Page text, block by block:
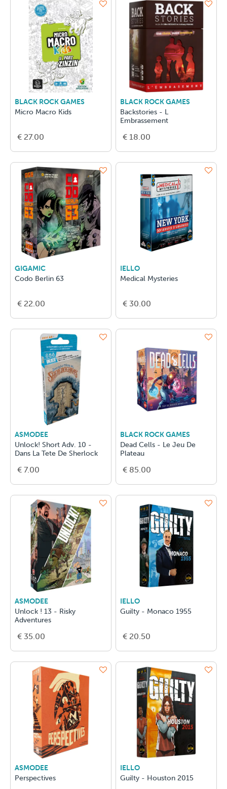
BLACK ROCK GAMES
Micro Macro Kids
€ 27.00
BLACK ROCK GAMES
Backstories - L
Embrassement
€ 18.00
GIGAMIC
Codo Berlin 63
€ 22.00
IELLO
Medical Mysteries
€ 30.00
ASMODEE
Unlock! Short Adv. 10 -
Dans La Tete De Sherlock
€ 7.00
BLACK ROCK GAMES
Dead Cells - Le Jeu De
Plateau
€ 85.00
ASMODEE
Unlock ! 13 - Risky
Adventures
€ 35.00
IELLO
Guilty - Monaco 1955
€ 20.50
ASMODEE
Perspectives
IELLO
Guilty - Houston 2015